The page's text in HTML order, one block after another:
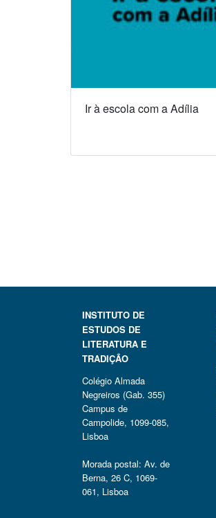
Ir à escola com a Adília
INSTITUTO DE
ESTUDOS DE
LITERATURA E
TRADIÇÃO
Colégio Almada
Negreiros (Gab. 355)
Campus de
Campolide, 1099-085,
Lisboa
Morada postal: Av. de
Berna, 26 C, 1069-
061, Lisboa